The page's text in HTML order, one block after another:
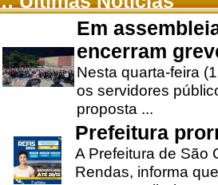
Em
encerram
Nesta quarta-feira
os servidores
proposta ...
Prefeitura
A Prefeitura de São
Rendas, informa